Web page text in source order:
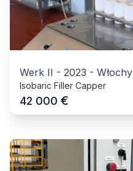
Werk II - 2023 - Włochy
Isobaric Filler Capper
42 000 €